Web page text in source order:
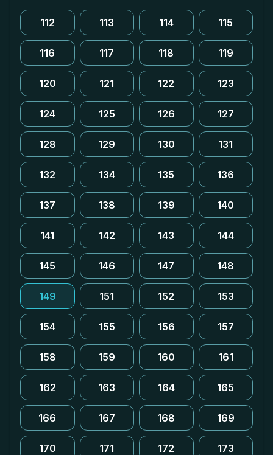
112 113 114 115
116 117 118 119
120 121 122 123
124 125 126 127
128 129 130 131
132 134 135 136
137 138 139 140
141 142 143 144
145 146 147 148
149 151 152 153
154 155 156 157
158 159 160 161
162 163 164 165
166 167 168 169
170 171 172 173